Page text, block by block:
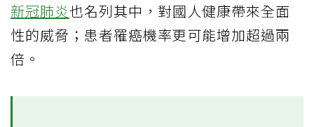
新冠肺炎也名列其中，對國人健康帶來全面
性的威脅；患者罹癌機率更可能增加超過兩
倍。